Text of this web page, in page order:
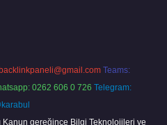
backlinkpaneli@gmail.com Teams:
0262 606 0 726 Telegram:
Kanun gereğince Bilgi Teknolojileri ve